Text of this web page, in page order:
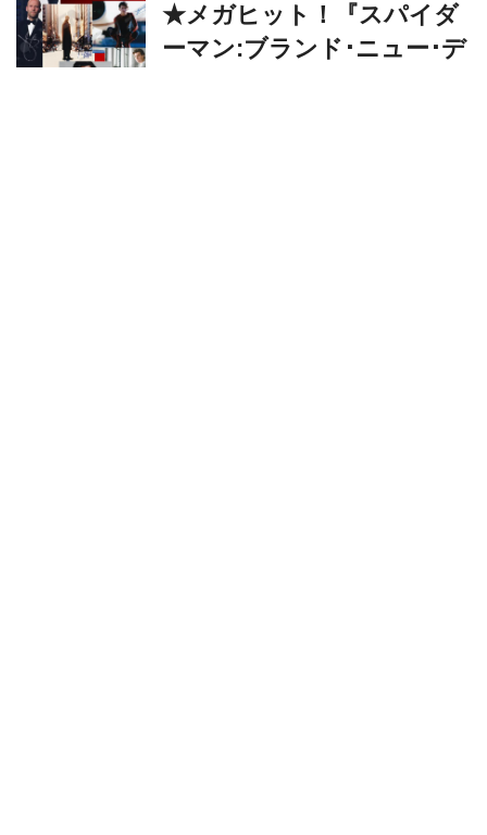
★メガヒット！『スパイダ
ーマン:ブランド･ニュー･デ